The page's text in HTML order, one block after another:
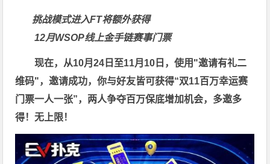
挑战模式进入FT将额外获得
12月WSOP线上金手链赛事门票
现在，从10月24日至11月10日，使用"邀请有礼二
维码"，邀请成功，你与好友皆可获得“双11百万幸运赛
门票一人一张”，两人争夺百万保底增加机会，多邀多
得！无上限！